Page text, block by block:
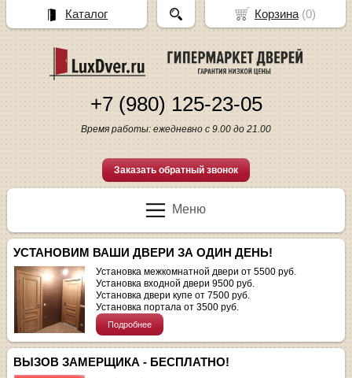
+7 (980) 125-23-05
Время работы: ежедневно с 9.00 до 21.00
Заказать обратный звонок
Меню
УСТАНОВИМ ВАШИ ДВЕРИ ЗА ОДИН ДЕНЬ!
Установка межкомнатной двери от 5500 руб.
Установка входной двери 9500 руб.
Установка двери купе от 7500 руб.
Установка портала от 3500 руб.
Подробнее
ВЫЗОВ ЗАМЕРЩИКА - БЕСПЛАТНО!
Корзина(0)
Каталог